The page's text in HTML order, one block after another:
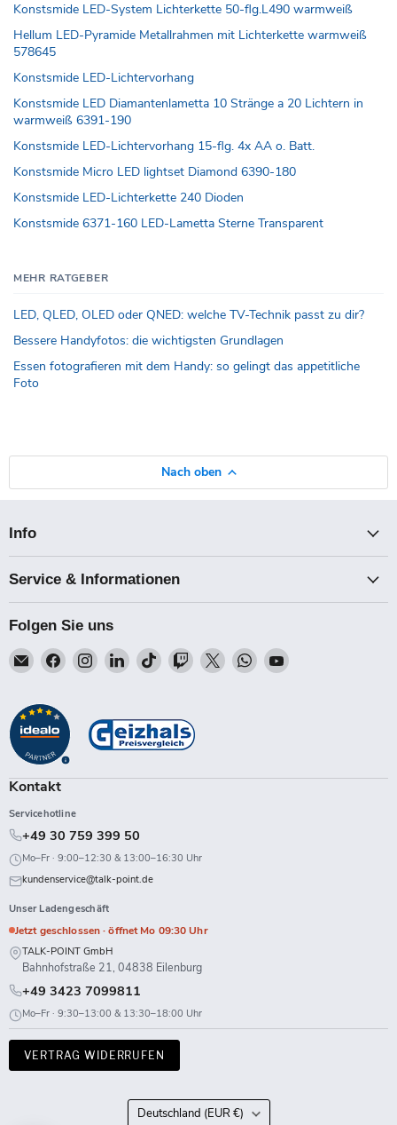
Konstsmide LED-System Lichterkette 50-flg.L490 warmweiß
Hellum LED-Pyramide Metallrahmen mit Lichterkette warmweiß
578645
Konstsmide LED-Lichtervorhang
Konstsmide LED Diamantenlametta 10 Stränge a 20 Lichtern in
warmweiß 6391-190
Konstsmide LED-Lichtervorhang 15-flg. 4x AA o. Batt.
Konstsmide Micro LED lightset Diamond 6390-180
Konstsmide LED-Lichterkette 240 Dioden
Konstsmide 6371-160 LED-Lametta Sterne Transparent
MEHR RATGEBER
LED, QLED, OLED oder QNED: welche TV-Technik passt zu dir?
Bessere Handyfotos: die wichtigsten Grundlagen
Essen fotografieren mit dem Handy: so gelingt das appetitliche
Foto
Nach oben
Info
Service & Informationen
Folgen Sie uns
Email
Talk-
Finden
Sie
auf
Facebook
Finden
Sie
auf
Instagram
Finden
Sie
auf
LinkedIn
Finden
Sie
auf
TikTok
Finden
Sie
Twitch
Finden
Sie
Finden
Sie
Finden
Kontakt
Servicehotline
+49 30 759 399 50
Mo–Fr · 9:00–12:30 & 13:00–16:30 Uhr
kundenservice@talk-point.de
Unser Ladengeschäft
Jetzt geschlossen · öffnet Mo 09:30 Uhr
TALK-POINT GmbH
Bahnhofstraße 21, 04838 Eilenburg
+49 3423 7099811
Mo–Fr · 9:30–13:00 & 13:30–18:00 Uhr
VERTRAG WIDERRUFEN
Land
Deutschland (EUR €)